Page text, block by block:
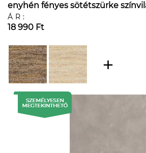
enyhén fényes sötétszürke
ÁR:
18 990 Ft